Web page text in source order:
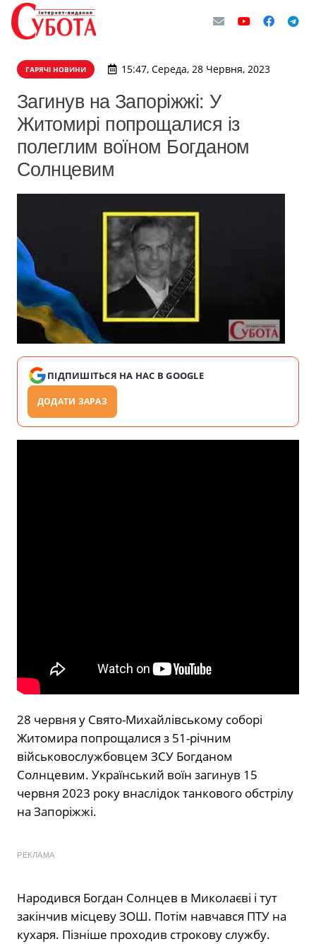
ГАРЯЧІ НОВИНИ 15:47, Середа, 28 Червня, 2023
​Загинув на Запоріжжі: У
Житомирі попрощалися із
полеглим воїном Богданом
Солнцевим
ПІДПИШІТЬСЯ НА НАС В GOOGLE
ДОДАТИ ЗАРАЗ
28 червня у Свято-Михайлівському соборі
Житомира попрощалися з 51-річним
військовослужбовцем ЗСУ Богданом
Солнцевим. Український воїн загинув 15
червня 2023 року внаслідок танкового обстрілу
на Запоріжжі.
РЕКЛАМА
Народився Богдан Солнцев в Миколаєві і тут
закінчив місцеву ЗОШ. Потім навчався ПТУ на
кухаря. Пізніше проходив строкову службу.